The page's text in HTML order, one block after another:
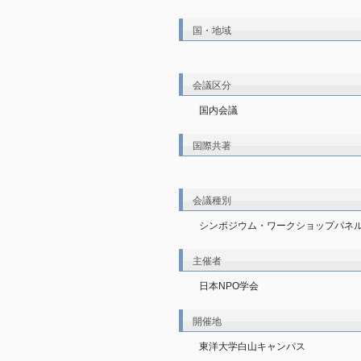
国・地域
会議区分
国内会議
国際共著
会議種別
シンポジウム・ワークショップパネ
主催者
日本NPO学会
開催地
東洋大学白山キャンパス